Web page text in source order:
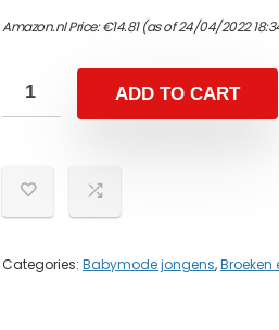
Amazon.nl Price:€14.81(as of 24/04/2022
ADD TO CART
Categories: Babymode jongens,Broeken